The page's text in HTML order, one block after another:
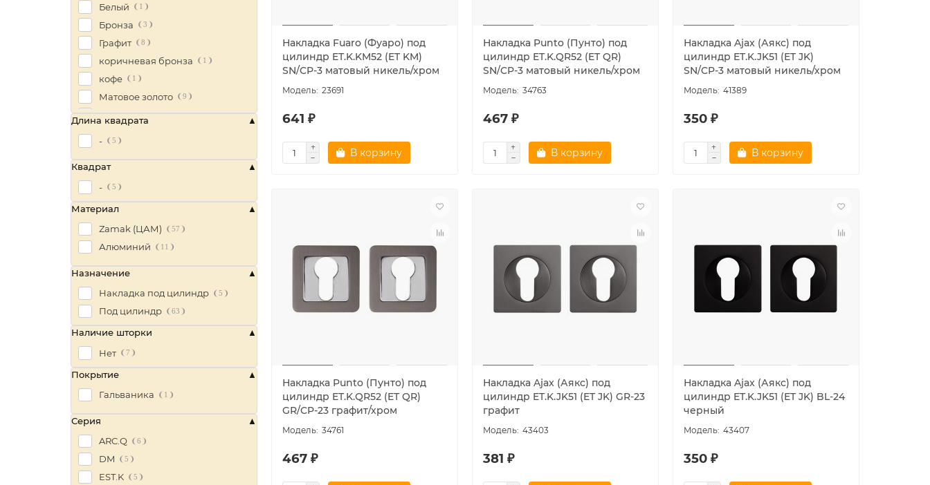
Белый
1
Бронза 3
Графит 8
коричневая бронза 1
кофе 1
Матовое золото 9
Матовый никель 12
Хром
Черный
Длина квадрата
-
5
Квадрат
-
5
Материал
Zamak (ЦАМ)
57
Алюминий 11
Назначение
Накладка под цилиндр
5
Под цилиндр 63
Наличие шторки
Нет
7
Покрытие
Гальваника
1
Серия
ARC.Q
6
DM 5
EST.K 5
Накладка Fuaro (Фуаро) под
цилиндр ET.K.KM52 (ET KM)
SN/CP-3 матовый никель/хром
23691
641 ₽
В корзину
Накладка Punto (Пунто) под
цилиндр ET.K.QR52 (ET QR)
SN/CP-3 матовый никель/хром
34763
467 ₽
В корзину
Накладка Ajax (Аякс) под
цилиндр ET.K.JK51 (ET JK)
SN/CP-3 матовый никель/хром
41389
350 ₽
В корзину
Накладка Punto (Пунто) под
цилиндр ET.K.QR52 (ET QR)
GR/CP-23 графит/хром
34761
467 ₽
Накладка Ajax (Аякс) под
цилиндр ET.K.JK51 (ET JK) GR-23
графит
43403
381 ₽
Накладка Ajax (Аякс) под
цилиндр ET.K.JK51 (ET JK) BL-24
черный
43407
350 ₽